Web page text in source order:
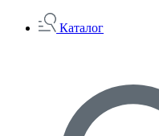
Каталог